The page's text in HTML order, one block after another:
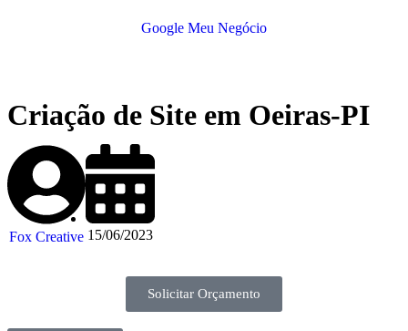
Google Meu Negócio
Criação de Site em Oeiras-PI
Fox Creative 15/06/2023
Solicitar Orçamento